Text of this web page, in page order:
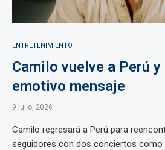
ENTRETENIMIENTO
Camilo vuelve a Perú y
emotivo mensaje
9 julio, 2026
Camilo regresará a Perú para
seguidores con dos conciertos como